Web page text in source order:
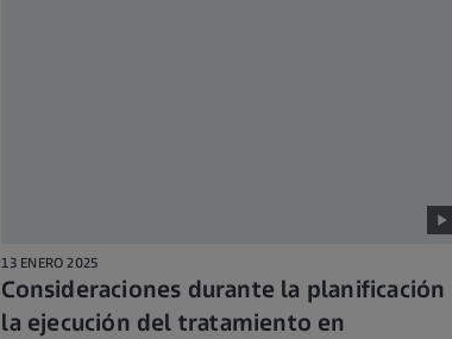
13 ENERO 2025
Consideraciones durante la planificación
la ejecución del tratamiento en